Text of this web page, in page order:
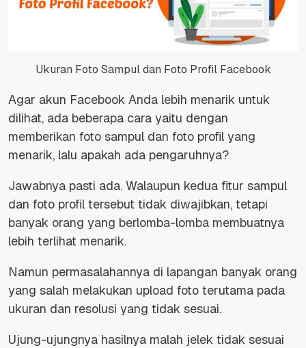
Ukuran Foto Sampul dan Foto Profil Facebook
Agar akun Facebook Anda lebih menarik untuk
dilihat, ada beberapa cara yaitu dengan
memberikan foto sampul dan foto profil yang
menarik, lalu apakah ada pengaruhnya?
Jawabnya pasti ada. Walaupun kedua fitur sampul
dan foto profil tersebut tidak diwajibkan, tetapi
banyak orang yang berlomba-lomba membuatnya
lebih terlihat menarik.
Namun permasalahannya di lapangan banyak orang
yang salah melakukan upload foto terutama pada
ukuran dan resolusi yang tidak sesuai.
Ujung-ujungnya hasilnya malah jelek tidak sesuai